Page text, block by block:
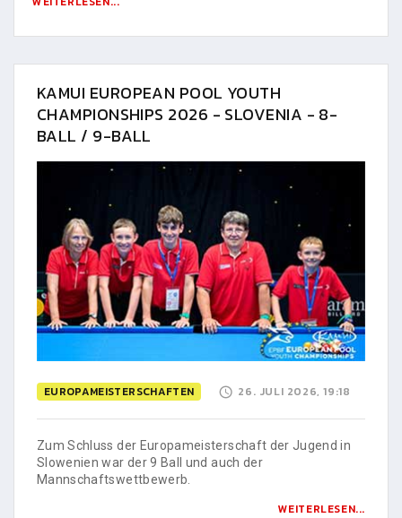
KAMUI EUROPEAN POOL YOUTH
CHAMPIONSHIPS 2026 - SLOVENIA - 8-
BALL / 9-BALL
EUROPAMEISTERSCHAFTEN 26. JULI 2026, 19:18
Zum Schluss der Europameisterschaft der Jugend in
Slowenien war der 9 Ball und auch der
Mannschaftswettbewerb.
WEITERLESEN...